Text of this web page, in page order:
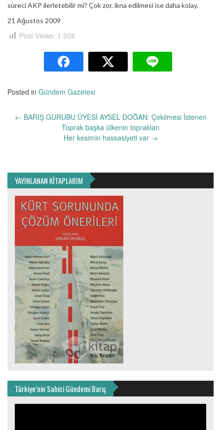
süreci AKP ilerletebilir mi? Çok zor, ikna edilmesi ise daha kolay.
21 Ağustos 2009
Post Views: 1.508
Posted in Gündem Gazetesi
Yazı
← BARIŞ GURUBU ÜYESİ AYSEL DOĞAN: Çekilmesi İstenen
Toprak başka ülkenin toprakları
Her kesimin hassasiyeti var →
YAYINLANAN KİTAPLARIM
Türkiye’nin Sahici Gündemi Barış